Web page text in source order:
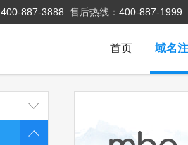
400-887-3888 售后热线： 400-887-1999
域名
首页